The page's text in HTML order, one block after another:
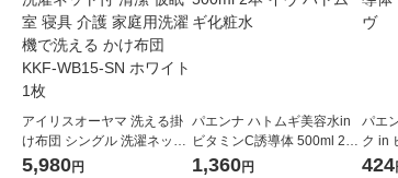
アイリスオーヤマ 洗える掛
け布団 シングル 洗濯ネット
付 清潔 仮眠室 寝具 介護 家
5,980円
パエンナ ハトムギ美容水in
ビタミンC誘導体 500ml 2本
イヴ ハトムギ化粧水
1,360円
パエ
ク in
（
424